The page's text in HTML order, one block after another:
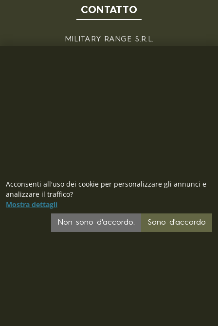
Acconsenti all'uso dei cookie per personalizzare gli annunci e
analizzare il traffico?
Mostra dettagli
Non sono d'accordo. Sono d'accordo
CONTATTO
MILITARY RANGE S.R.L.